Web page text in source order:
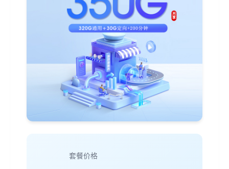
套餐价格